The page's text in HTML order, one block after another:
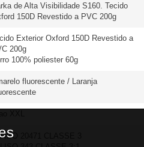
de Alta Visibilidade S160. Tecido
150D Revestido a PVC 200g
Exterior Oxford 150D Revestido a
200g
100% poliester 60g
fluorescente / Laranja
ISO 20471 CLASSE 3